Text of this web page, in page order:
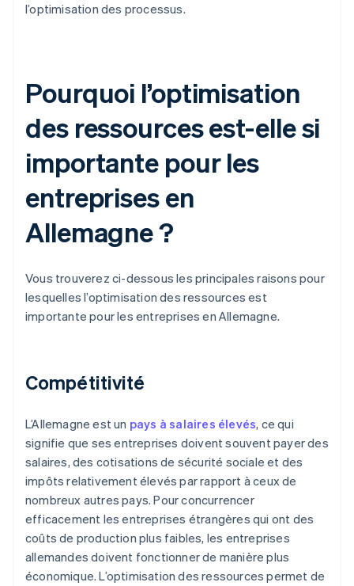
l’optimisation des processus.
Pourquoi l’optimisation
des ressources est-elle si
importante pour les
entreprises en
Allemagne ?
Vous trouverez ci-dessous les principales raisons pour
lesquelles l’optimisation des ressources est
importante pour les entreprises en Allemagne.
Compétitivité
L’Allemagne est un pays à salaires élevés, ce qui
signifie que ses entreprises doivent souvent payer des
salaires, des cotisations de sécurité sociale et des
impôts relativement élevés par rapport à ceux de
nombreux autres pays. Pour concurrencer
efficacement les entreprises étrangères qui ont des
coûts de production plus faibles, les entreprises
allemandes doivent fonctionner de manière plus
économique. L’optimisation des ressources permet de